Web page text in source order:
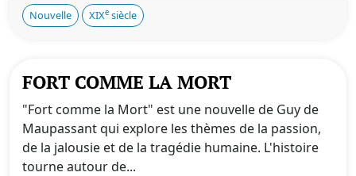
Nouvelle XIXe siècle
FORT COMME LA MORT
"Fort comme la Mort" est une nouvelle de Guy de
Maupassant qui explore les thèmes de la passion,
de la jalousie et de la tragédie humaine. L'histoire
tourne autour de...